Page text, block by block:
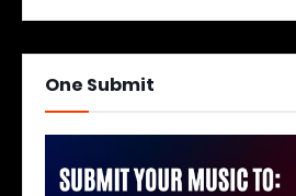
One Submit